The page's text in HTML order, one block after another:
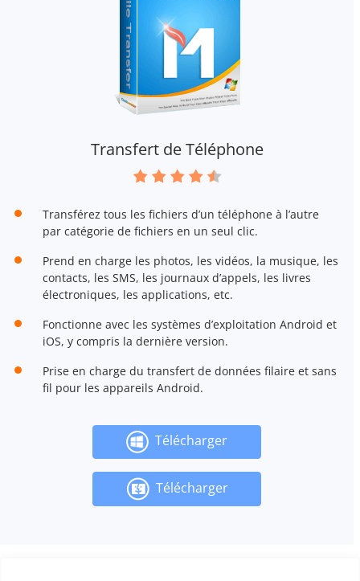
Transfert de Téléphone
Transférez tous les fichiers d’un téléphone à l’autre
par catégorie de fichiers en un seul clic.
Prend en charge les photos, les vidéos, la musique, les
contacts, les SMS, les journaux d’appels, les livres
électroniques, les applications, etc.
Fonctionne avec les systèmes d’exploitation Android et
iOS, y compris la dernière version.
Prise en charge du transfert de données filaire et sans
fil pour les appareils Android.
Télécharger
Télécharger